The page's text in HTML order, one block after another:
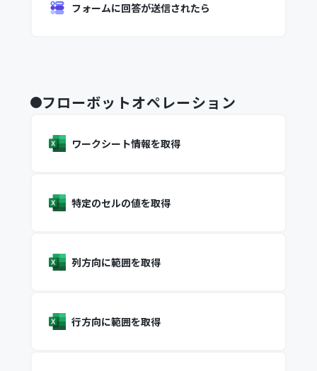
フォームに回答が送信されたら
フローボットオペレーション
ワークシート情報を取得
特定のセルの値を取得
列方向に範囲を取得
行方向に範囲を取得